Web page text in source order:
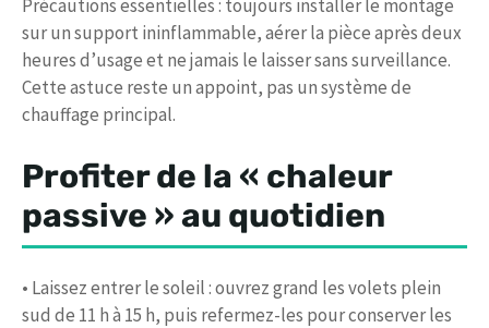
Précautions essentielles : toujours installer le montage
sur un support ininflammable, aérer la pièce après deux
heures d’usage et ne jamais le laisser sans surveillance.
Cette astuce reste un appoint, pas un système de
chauffage principal.
Profiter de la « chaleur
passive » au quotidien
• Laissez entrer le soleil : ouvrez grand les volets plein
sud de 11 h à 15 h, puis refermez-les pour conserver les